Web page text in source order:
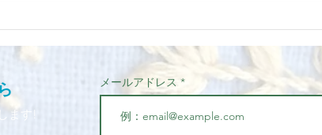
オ×大国主の会｜身体が目覚
める日ー2025.6.29（日）開催
ます!
メールアドレス